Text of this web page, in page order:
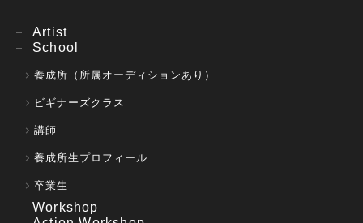
Artist
School
養成所（所属オーディションあり）
ビギナーズクラス
講師
養成所生プロフィール
卒業生
Workshop